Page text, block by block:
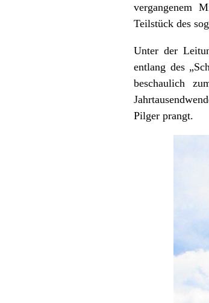
vergangenem
Teilstück des
Unter der
entlang des
beschaulich
Pilger prangt.